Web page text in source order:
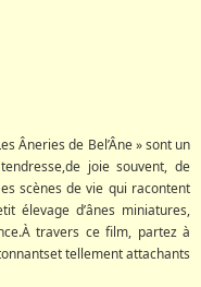
Âneries de Bel’Âne » sont un
joie souvent, de
scènes de vie qui racontent
élevage d’ânes miniatures,
travers ce film, partez à
tellement attachants